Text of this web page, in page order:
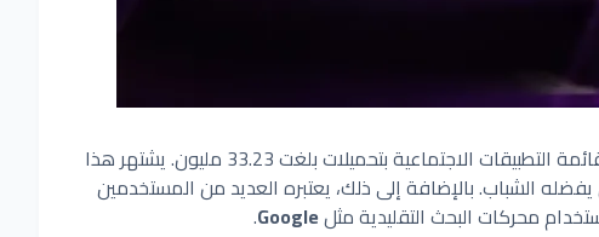
قائمة التطبيقات الاجتماعية بتحميلات بلغت 33.23 مليون. يشتهر هذا
الشباب. بالإضافة إلى ذلك، يعتبره العديد من المستخدمين
محركات البحث التقليدية مثلGoogle
.